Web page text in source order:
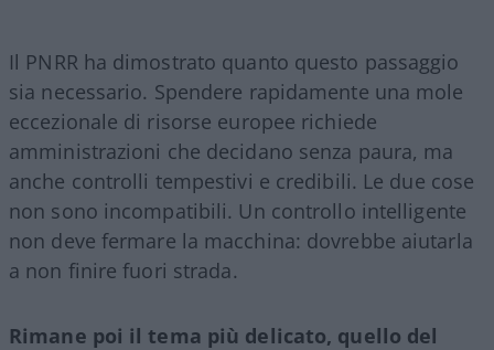
Il PNRR ha dimostrato quanto questo passaggio
sia necessario. Spendere rapidamente una mole
eccezionale di risorse europee richiede
amministrazioni che decidano senza paura, ma
anche controlli tempestivi e credibili. Le due cose
non sono incompatibili. Un controllo intelligente
non deve fermare la macchina: dovrebbe aiutarla
a non finire fuori strada.
Rimane poi il tema più delicato, quello del